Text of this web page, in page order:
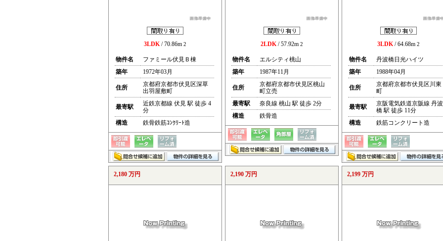
3LDK/ 70.86m 2
物件名
ファミール伏見Ｂ棟
築年
1972年03月
住所
京都府京都市伏見区深草
出羽屋敷町
最寄駅
近鉄京都線 伏見 駅 徒歩 4
分
構造
鉄骨鉄筋ｺﾝｸﾘｰﾄ造
2LDK/ 57.92m 2
物件名
エルシティ桃山
築年
1987年11月
住所
京都府京都市伏見区桃山
町立売
最寄駅
奈良線 桃山 駅 徒歩 2分
構造
鉄骨造
3LDK/ 64.68m 2
物件名
丹波橋日光ハイツ
築年
1988年04月
住所
京都府京都市伏見区川東
町
最寄駅
京阪電気鉄道京阪線 丹波
橋 駅 徒歩 11分
構造
鉄筋コンクリート造
2,180 万円 2,190 万円 2,199 万円